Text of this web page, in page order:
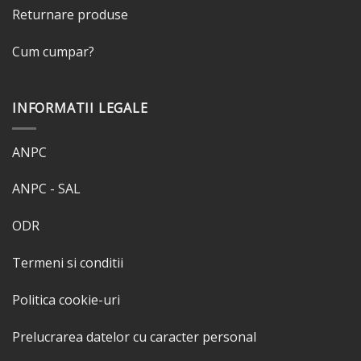
Returnare produse
Cum cumpar?
INFORMATII LEGALE
ANPC
ANPC - SAL
ODR
Termeni si conditii
Politica cookie-uri
Prelucrarea datelor cu caracter personal